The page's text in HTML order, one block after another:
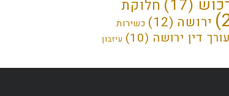
(17)
חלוקת
ירושה (12)
כשירות
עורך דין ירושה (10)
עיזבון